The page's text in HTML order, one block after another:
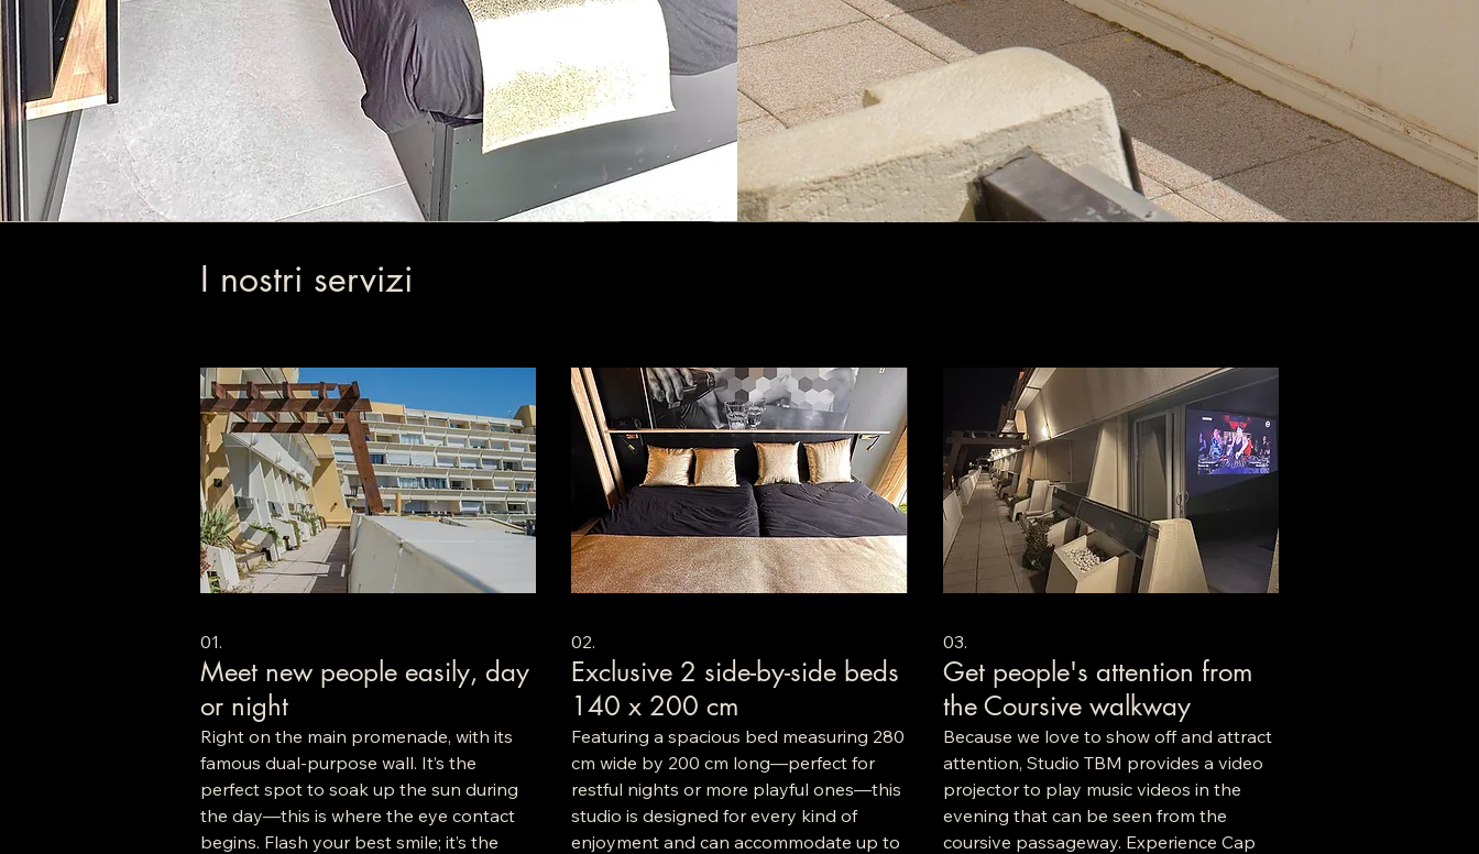
I nostri servizi
01.
Meet new people easily, day
or night
Right on the main promenade, with its
famous dual-purpose wall. It’s the
perfect spot to soak up the sun during
the day—this is where the eye contact
begins. Flash your best smile; it’s the
02.
Exclusive 2 side-by-side beds
140 x 200 cm
Featuring a spacious bed measuring 280
cm wide by 200 cm long—perfect for
restful nights or more playful ones—this
studio is designed for every kind of
enjoyment and can accommodate up to
03.
Get people's attention from
the Coursive walkway
Because we love to show off and attract
attention, Studio TBM provides a video
projector to play music videos in the
evening that can be seen from the
coursive passageway. Experience Cap